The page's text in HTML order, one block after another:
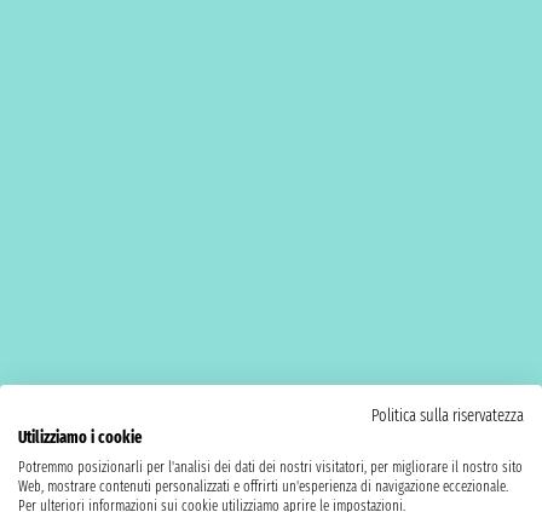
Politica sulla riservatezza
Utilizziamo i cookie
Potremmo posizionarli per l'analisi dei dati dei nostri visitatori, per migliorare il nostro sito
Web, mostrare contenuti personalizzati e offrirti un'esperienza di navigazione eccezionale.
Per ulteriori informazioni sui cookie utilizziamo aprire le impostazioni.